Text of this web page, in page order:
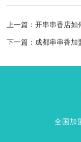
上一篇：开串串香店如
下一篇：成都串串香加
全国加